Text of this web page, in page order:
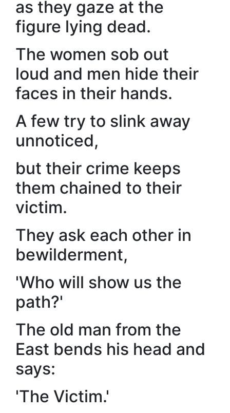
as they gaze at the
figure lying dead.
The women sob out
loud and men hide their
faces in their hands.
A few try to slink away
unnoticed,
but their crime keeps
them chained to their
victim.
They ask each other in
bewilderment,
'Who will show us the
path?'
The old man from the
East bends his head and
says:
'The Victim.'